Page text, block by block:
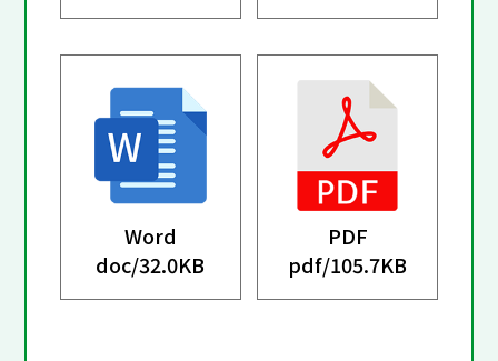
Word
doc/32.0KB
PDF
pdf/105.7KB